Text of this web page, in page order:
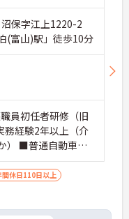
保字江上1220-2
(富山)駅」徒歩10分
初任者研修（旧
経験2年以上（介
） ■普通自動車運
業務に就かれて
間休日110日以上